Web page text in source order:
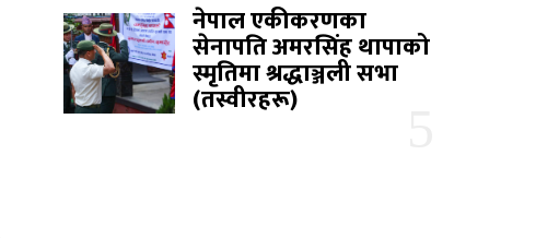
नेपाल एकीकरणका
सेनापति अमरसिंह थापाको
स्मृतिमा श्रद्धाञ्जली सभा
(तस्वीरहरू)